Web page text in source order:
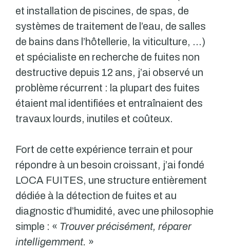
et installation de piscines, de spas, de
systèmes de traitement de l’eau, de salles
de bains dans l’hôtellerie, la viticulture, …)
et spécialiste en recherche de fuites non
destructive depuis 12 ans, j’ai observé un
problème récurrent : la plupart des fuites
étaient mal identifiées et entraînaient des
travaux lourds, inutiles et coûteux.
Fort de cette expérience terrain et pour
répondre à un besoin croissant, j’ai fondé
LOCA FUITES, une structure entièrement
dédiée à la détection de fuites et au
diagnostic d’humidité, avec une philosophie
simple : « Trouver précisément, réparer
intelligemment. »